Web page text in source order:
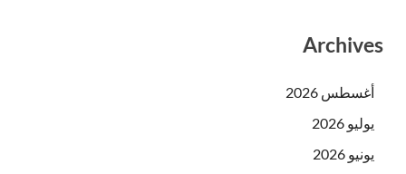
Archives
أغسطس 2026
يوليو 2026
يونيو 2026